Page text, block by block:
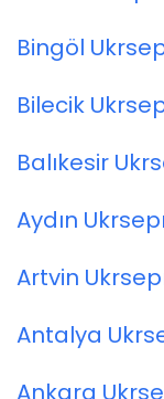
Bingöl
Bilecik
Balıkesir
Aydın
Artvin
Antalya
Ankara